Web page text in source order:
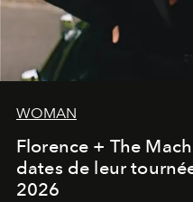
WOMAN
Florence + The
dates de leur
2026